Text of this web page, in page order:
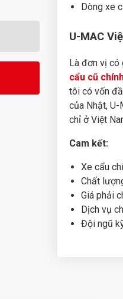
Dòng xe
U-MAC
Là đơn vị có
cẩu cũ
tôi có vốn
của Nhật,
chỉ ở Việt
Cam kết:
Xe cẩu
Chất
Giá phải
Dịch vụ
Đội ngũ